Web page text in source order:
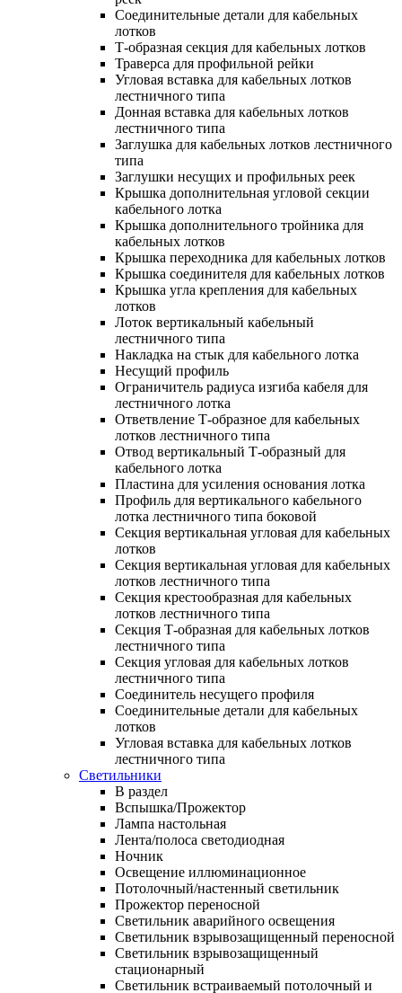
Соединительные детали для кабельных
лотков
Т-образная секция для кабельных лотков
Траверса для профильной рейки
Угловая вставка для кабельных лотков
лестничного типа
Донная вставка для кабельных лотков
лестничного типа
Заглушка для кабельных лотков лестничного
типа
Заглушки несущих и профильных реек
Крышка дополнительная угловой секции
кабельного лотка
Крышка дополнительного тройника для
кабельных лотков
Крышка переходника для кабельных лотков
Крышка соединителя для кабельных лотков
Крышка угла крепления для кабельных
лотков
Лоток вертикальный кабельный
лестничного типа
Накладка на стык для кабельного лотка
Несущий профиль
Ограничитель радиуса изгиба кабеля для
лестничного лотка
Ответвление Т-образное для кабельных
лотков лестничного типа
Отвод вертикальный Т-образный для
кабельного лотка
Пластина для усиления основания лотка
Профиль для вертикального кабельного
лотка лестничного типа боковой
Секция вертикальная угловая для кабельных
лотков
Секция вертикальная угловая для кабельных
лотков лестничного типа
Секция крестообразная для кабельных
лотков лестничного типа
Секция Т-образная для кабельных лотков
лестничного типа
Секция угловая для кабельных лотков
лестничного типа
Соединитель несущего профиля
Соединительные детали для кабельных
лотков
Угловая вставка для кабельных лотков
лестничного типа
Светильники
В раздел
Вспышка/Прожектор
Лампа настольная
Лента/полоса светодиодная
Ночник
Освещение иллюминационное
Потолочный/настенный светильник
Прожектор переносной
Светильник аварийного освещения
Светильник взрывозащищенный переносной
Светильник взрывозащищенный
стационарный
Светильник встраиваемый потолочный и